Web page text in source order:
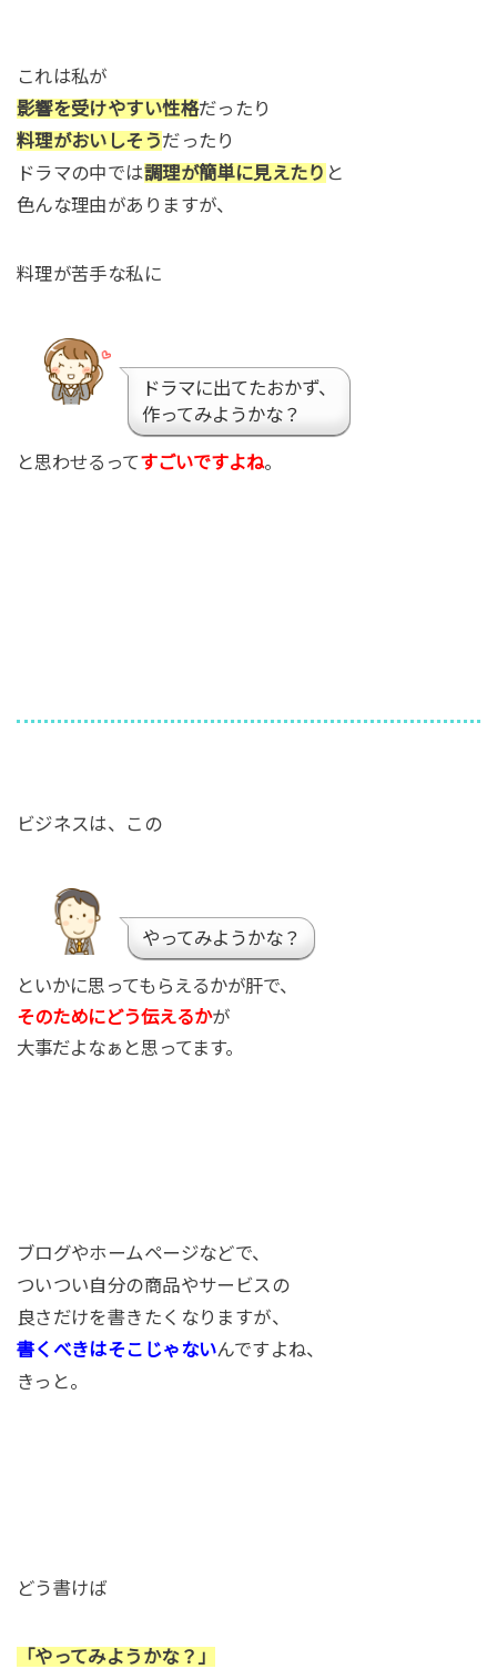
これは私が
影響を受けやすい性格だったり
料理がおいしそうだったり
ドラマの中では調理が簡単に見えたり と
色んな理由がありますが、
料理が苦手な私に
ドラマに出てたおかず、
作ってみようかな？
と思わせるってすごいですよね。
ビジネスは、この
やってみようかな？
といかに思ってもらえるかが肝で、
そのためにどう伝えるかが
大事だよなぁと思ってます。
ブログやホームページなどで、
ついつい自分の商品やサービスの
良さだけを書きたくなりますが、
書くべきはそこじゃないんですよね、
きっと。
どう書けば
「やってみようかな？」